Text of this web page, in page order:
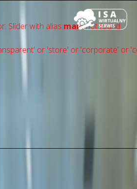
Slider with alias mainnot found.
or 'store' or 'сorporate' or